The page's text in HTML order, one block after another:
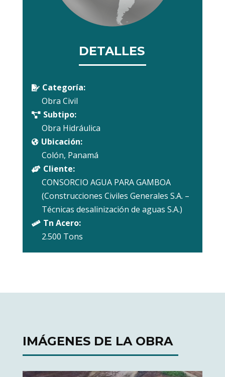
DETALLES
 Categoría:
Obra Civil
 Subtipo:
Obra Hidráulica
 Ubicación:
Colón, Panamá
 Cliente:
CONSORCIO AGUA PARA GAMBOA
(Construcciones Civiles Generales S.A. –
Técnicas desalinización de aguas S.A.)
 Tn Acero:
2.500 Tons
IMÁGENES DE LA OBRA